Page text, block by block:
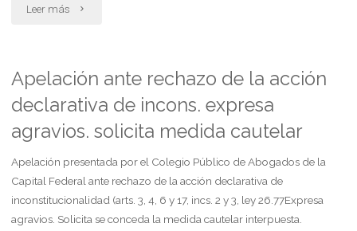
Leer más "Autorizacion
de
residencia"
Apelación ante rechazo de la acción
declarativa de incons. expresa
agravios. solicita medida cautelar
Apelación presentada por el Colegio Público de Abogados de la
Capital Federal ante rechazo de la acción declarativa de
inconstitucionalidad (arts. 3, 4, 6 y 17, incs. 2 y 3, ley 26.77Expresa
agravios. Solicita se conceda la medida cautelar interpuesta.